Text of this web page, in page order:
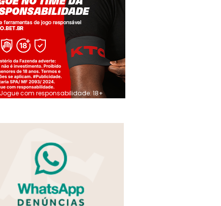
Jogue com responsabilidade. 18+